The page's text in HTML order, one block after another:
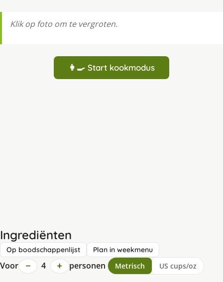
Klik op foto om te vergroten.
👩‍🍳 Start kookmodus
Ingrediënten
Op boodschappenlijst Plan in weekmenu
Voor − 4 + personen Metrisch US cups/oz